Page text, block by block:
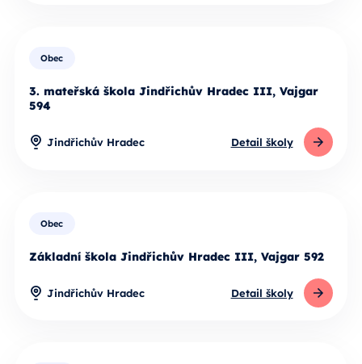
Obec
3. mateřská škola Jindřichův Hradec III, Vajgar
594
Jindřichův Hradec Detail školy
Obec
Základní škola Jindřichův Hradec III, Vajgar 592
Jindřichův Hradec Detail školy